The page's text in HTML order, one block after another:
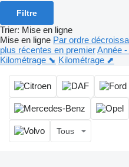
Filtre
Trier: Mise en ligne
Mise en ligne Par ordre
plus récentes en premierAnnée
Kilométrage ⬊ Kilométrage ⬈
Tous